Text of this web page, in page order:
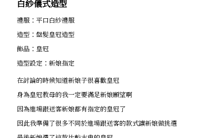
白紗儀式造型
禮服：平口白紗禮服
造型：盤髮皇冠造型
飾品：皇冠
造型設定：新娘指定
在討論的時候知道新娘子很喜歡皇冠
身為皇冠教母的我一定要滿足新娘願望啊
因為進場跟送客新娘都有指定的皇冠了
因此我準備了很多不同於進場跟送客的款式讓新娘做挑選